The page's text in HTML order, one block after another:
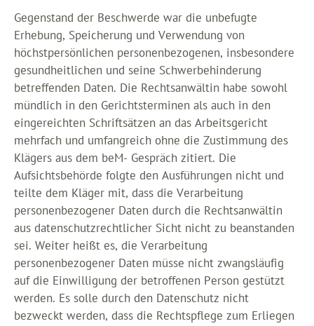
Gegenstand der Beschwerde war die unbefugte
Erhebung, Speicherung und Verwendung von
höchstpersönlichen personenbezogenen, insbesondere
gesundheitlichen und seine Schwerbehinderung
betreffenden Daten. Die Rechtsanwältin habe sowohl
mündlich in den Gerichtsterminen als auch in den
eingereichten Schriftsätzen an das Arbeitsgericht
mehrfach und umfangreich ohne die Zustimmung des
Klägers aus dem beM- Gespräch zitiert. Die
Aufsichtsbehörde folgte den Ausführungen nicht und
teilte dem Kläger mit, dass die Verarbeitung
personenbezogener Daten durch die Rechtsanwältin
aus datenschutzrechtlicher Sicht nicht zu beanstanden
sei. Weiter heißt es, die Verarbeitung
personenbezogener Daten müsse nicht zwangsläufig
auf die Einwilligung der betroffenen Person gestützt
werden. Es solle durch den Datenschutz nicht
bezweckt werden, dass die Rechtspflege zum Erliegen